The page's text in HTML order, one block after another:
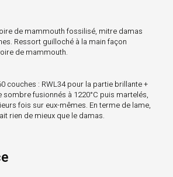
de mammouth fossilisé, mitre damas
Ressort guilloché à la main façon
de mammouth.
couches : RWL34 pour la partie brillante +
sombre fusionnés à 1220°C puis martelés,
fois sur eux-mêmes. En terme de lame,
rien de mieux que le damas.